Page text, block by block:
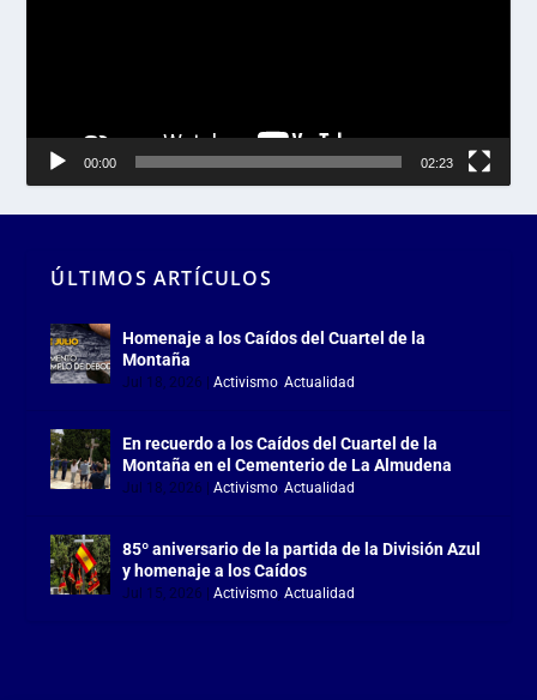
00:00 02:23
ÚLTIMOS ARTÍCULOS
Homenaje a los Caídos del Cuartel de la
Montaña
Jul 18, 2026 |Activismo,Actualidad
En recuerdo a los Caídos del Cuartel de la
Montaña en el Cementerio de La Almudena
Jul 18, 2026 |Activismo,Actualidad
85º aniversario de la partida de la División Azul
y homenaje a los Caídos
Jul 15, 2026 |Activismo,Actualidad